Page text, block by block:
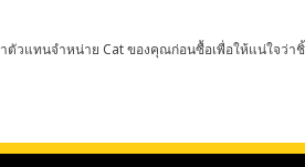
วแทนจำหน่าย Cat ของคุณก่อนซื้อเพื่อให้แน่ใจว่